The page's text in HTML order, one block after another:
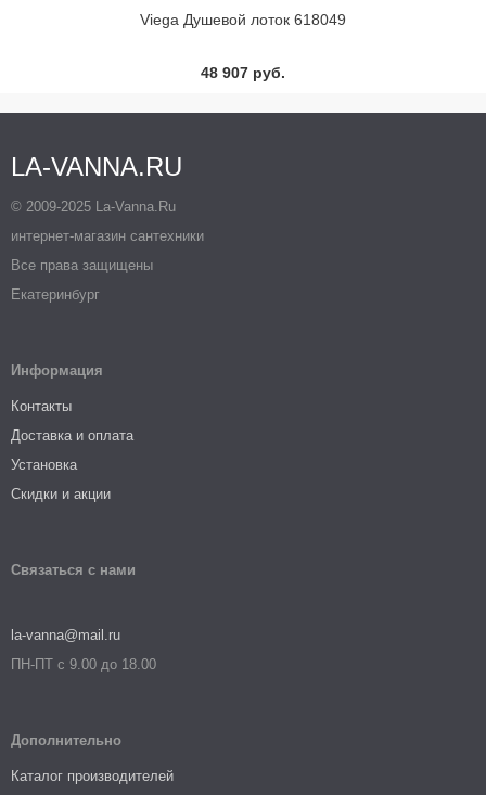
Viega Душевой лоток 618049
48 907 руб.
LA-VANNA.RU
© 2009-2025 La-Vanna.Ru
интернет-магазин сантехники
Все права защищены
Екатеринбург
Информация
Контакты
Доставка и оплата
Установка
Скидки и акции
Связаться с нами
la-vanna@mail.ru
ПН-ПТ с 9.00 до 18.00
Дополнительно
Каталог производителей